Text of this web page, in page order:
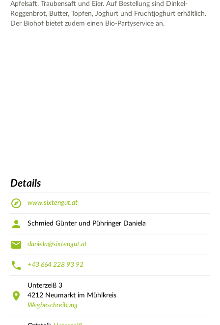
Apfelsaft, Traubensaft und Eier. Auf Bestellung sind Dinkel-
Roggenbrot, Butter, Topfen, Joghurt und Fruchtjoghurt erhältlich.
Der Biohof bietet zudem einen Bio-Partyservice an.
Details
www.sixtengut.at
Schmied Günter und Pühringer Daniela
daniela@sixtengut.at
+43 664 228 93 92
Unterzeiß 3
4212 Neumarkt im Mühlkreis
Wegbeschreibung